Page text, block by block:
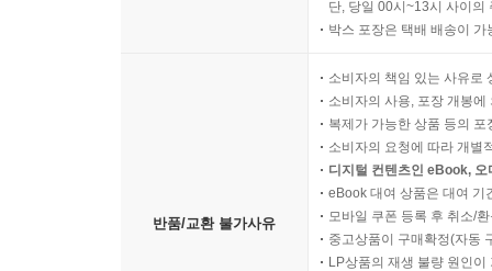
단, 당일 00시~13시 사이의
박스 포장은 택배 배송이
반품/교환 불가사유
소비자의 책임 있는 사유로
소비자의 사용, 포장 개봉
복제가 가능한 상품 등의
소비자의 요청에 따라 개별
디지털 컨텐츠인 eBook,
eBook 대여 상품은 대여 기
모바일 쿠폰 등록 후 취소/
중고상품이 구매확정(자동
LP상품의 재생 불량 원인